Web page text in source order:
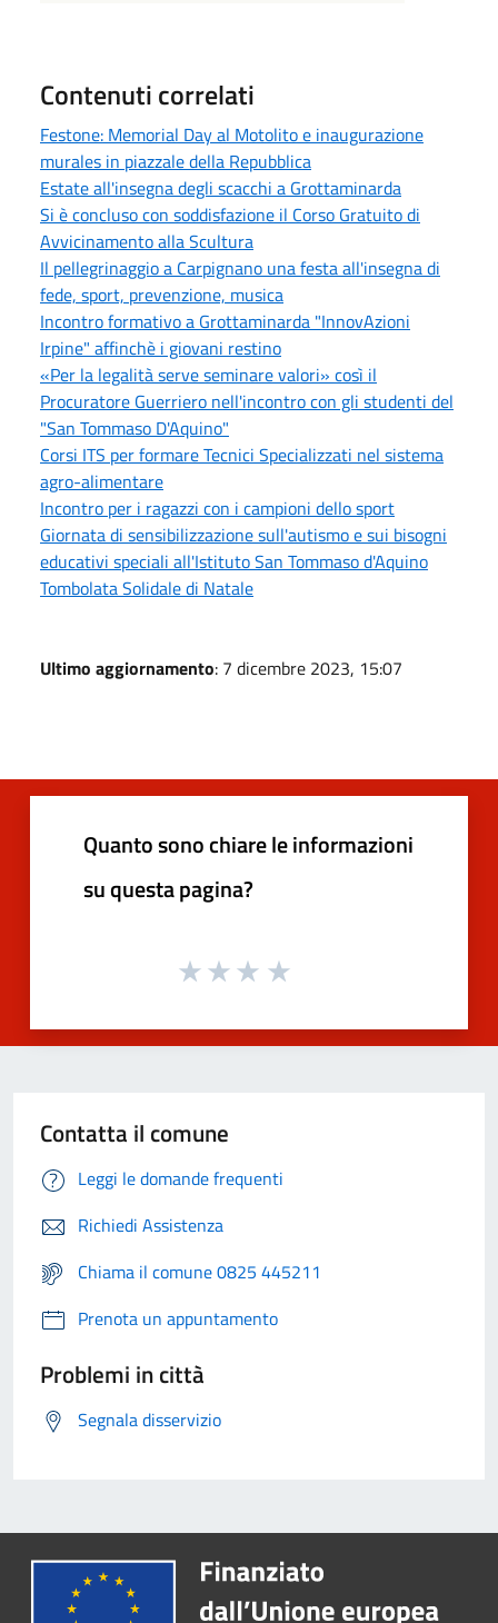
Contenuti correlati
Festone: Memorial Day al Motolito e inaugurazione
murales in piazzale della Repubblica
Estate all'insegna degli scacchi a Grottaminarda
Si è concluso con soddisfazione il Corso Gratuito di
Avvicinamento alla Scultura
Il pellegrinaggio a Carpignano una festa all'insegna di
fede, sport, prevenzione, musica
Incontro formativo a Grottaminarda "InnovAzioni
Irpine" affinchè i giovani restino
«Per la legalità serve seminare valori» così il
Procuratore Guerriero nell'incontro con gli studenti del
"San Tommaso D'Aquino"
Corsi ITS per formare Tecnici Specializzati nel sistema
agro-alimentare
Incontro per i ragazzi con i campioni dello sport
Giornata di sensibilizzazione sull'autismo e sui bisogni
educativi speciali all'Istituto San Tommaso d'Aquino
Tombolata Solidale di Natale
Ultimo aggiornamento: 7 dicembre 2023, 15:07
Quanto sono chiare le informazioni
su questa pagina?
Contatta il comune
Leggi le domande frequenti
Richiedi Assistenza
Chiama il comune 0825 445211
Prenota un appuntamento
Problemi in città
Segnala disservizio